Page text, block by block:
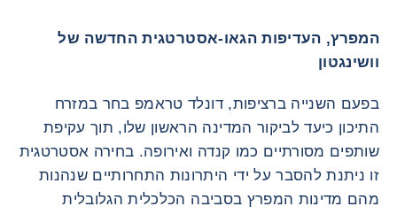
המפרץ, העדיפות הגאו-אסטרטגית החדשה של
וושינגטון
בפעם השנייה ברציפות, דונלד טראמפ בחר במזרח
התיכון כיעד לביקור המדינה הראשון שלו, תוך עקיפת
שותפים מסורתיים כמו קנדה ואירופה. בחירה אסטרטגית
זו ניתנת להסבר על ידי היתרונות התחרותיים שנהנות
מהם מדינות המפרץ בסביבה הכלכלית הגלובלית